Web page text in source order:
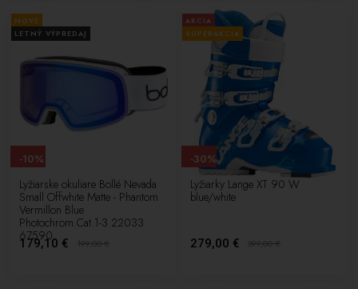
NOVÉ
LETNÝ VÝPREDAJ
Lyžiarske okuliare Bollé Nevada
Small Offwhite Matte - Phantom
Vermillon Blue
Photochrom.Cat.1-3 22033
67590
179,10 € 199,00€
-10%
AKCIA
SUPERAKCIA
Lyžiarky Lange XT 90 W
blue/white
279,00 € 399,00€
-30%